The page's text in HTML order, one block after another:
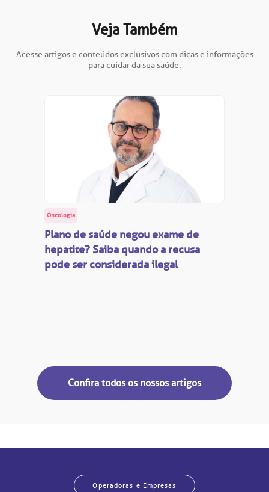
Veja Também
Acesse artigos e conteúdos exclusivos com dicas e informações
para cuidar da sua saúde.
Oncologia
Plano de saúde negou exame de
hepatite? Saiba quando a recusa
pode ser considerada ilegal
Confira todos os nossos artigos
Operadoras e Empresas